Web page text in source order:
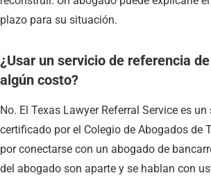
plazo para su situación.
¿Usar un servicio de referencia
algún costo?
No. El Texas Lawyer Referral Service es
certificado por el Colegio de Abogados de
por conectarse con un abogado de
del abogado son aparte y se hablan con